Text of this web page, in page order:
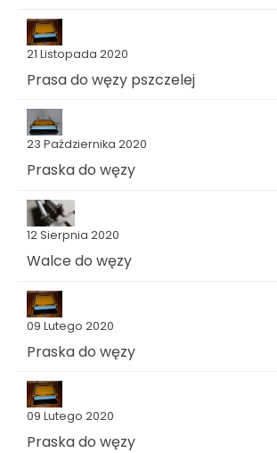
21 Listopada 2020
Prasa do węzy pszczelej
23 Października 2020
Praska do węzy
12 Sierpnia 2020
Walce do węzy
09 Lutego 2020
Praska do węzy
09 Lutego 2020
Praska do węzy